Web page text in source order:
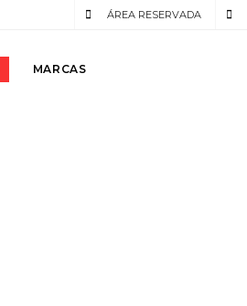
ÁREA RESERVADA
MARCAS